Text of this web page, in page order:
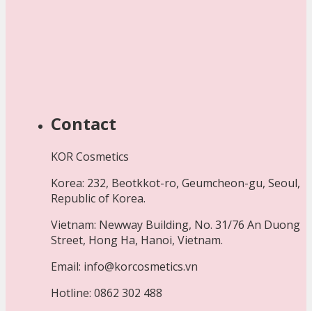
Contact
KOR Cosmetics
Korea: 232, Beotkkot-ro, Geumcheon-gu, Seoul,
Republic of Korea.
Vietnam: Newway Building, No. 31/76 An Duong
Street, Hong Ha, Hanoi, Vietnam.
Email: info@korcosmetics.vn
Hotline: 0862 302 488